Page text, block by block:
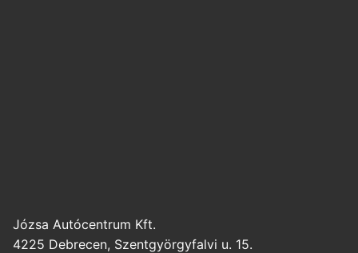
Józsa Autócentrum Kft.
4225 Debrecen, Szentgyörgyfalvi u. 15.